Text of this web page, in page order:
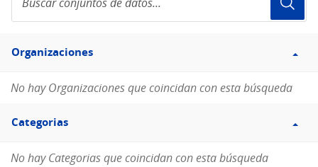
conjuntos
de
Filtro
Organizaciones
Organizaciones
No hay Organizaciones que coincidan con esta búsqueda
Filtro
Categorias
Categorias
No hay Categorias que coincidan con esta búsqueda